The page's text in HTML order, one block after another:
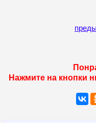
Нажмите на кнопки